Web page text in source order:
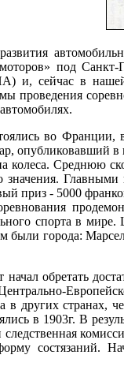
под
и, сейчас в
проведения
во
опубликовавший
Среднюю
Главными
приз - 5000
спорта в
города:
обретать
других странах,
в 1903г. В
состязаний.